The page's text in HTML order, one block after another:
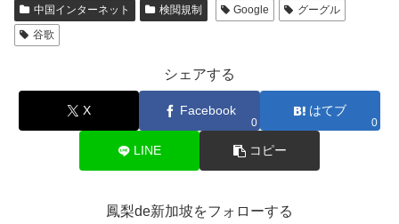
中国インターネット 検閲規制 Google
グーグル
谷歌
シェアする
X Facebook
0
はてブ
0
LINE コピー
鳳梨de新加坡をフォローする